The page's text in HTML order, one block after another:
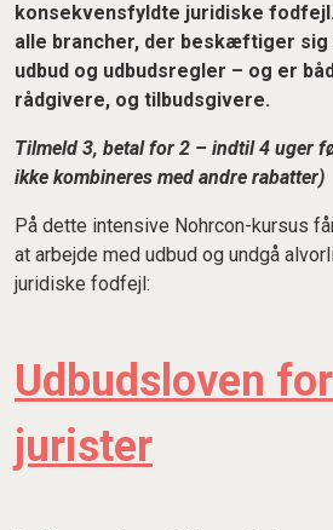
konsekvensfyldte juridiske
alle brancher, der beskæftiger
udbud og udbudsregler – og er
rådgivere, og tilbudsgivere.
Tilmeld 3, betal for 2 – indtil 4 uger
ikke kombineres med andre rabatter)
På dette intensive Nohrcon-kursus
at arbejde med udbud og undgå
juridiske fodfejl:
Udbudsloven
jurister